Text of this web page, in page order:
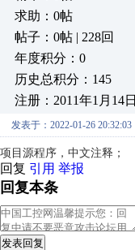
求助：0帖
帖子：0帖 | 228回
年度积分：0
历史总积分：145
注册：2011年1月14日
发表于：2022-01-26 20:32:03
项目源程序，中文注释；
回复 引用 举报
回复本条
发表回复